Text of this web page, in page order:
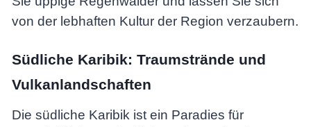
von der lebhaften Kultur der Region verzaubern.
Südliche Karibik: Traumstrände und
Vulkanlandschaften
Die südliche Karibik ist ein Paradies für